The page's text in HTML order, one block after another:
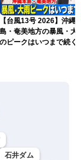
【台風13号 2026】沖縄
島・奄美地方の暴風・大
のピークはいつまで続く
石井ダム